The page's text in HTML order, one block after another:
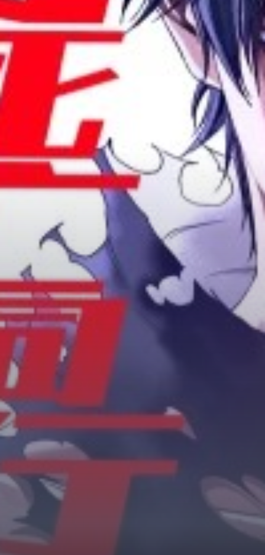
Adventure
Slice Of Life
School Life
Supernatural
Xuyên Không
Shounen
Mystery
Webtoon
Horror
Chuyển Sinh
Psychological
Martial Arts
Shoujo
Đam Mỹ
Historical
Sci-Fi
#Sủng Ngọt